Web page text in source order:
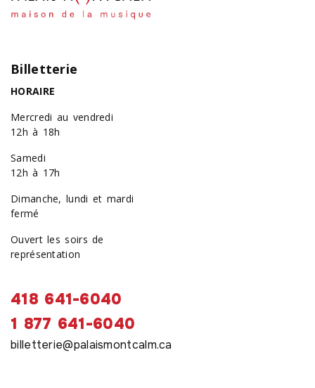
Billetterie
HORAIRE
Mercredi au vendredi
12h à 18h
Samedi
12h à 17h
Dimanche, lundi et mardi
fermé
Ouvert les soirs de
représentation
418 641-6040
1 877 641-6040
billetterie@palaismontcalm.ca